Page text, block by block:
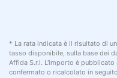
* La rata indicata è il risultato di
tasso disponibile, sulla base dei
Affida S.r.l. L'importo è
confermato o ricalcolato in